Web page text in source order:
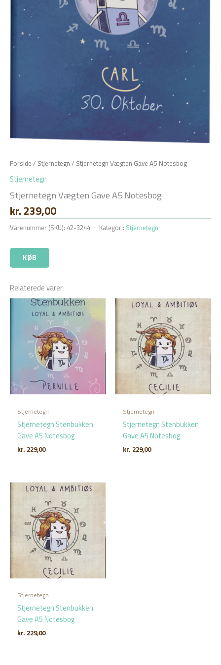
Forside / Stjernetegn / Stjernetegn Vægten Gave A5 Notesbog
Stjernetegn
Stjernetegn Vægten Gave A5 Notesbog
kr. 239,00
Varenummer (SKU): 42-3244 Kategori: Stjernetegn
KØB
Relaterede varer
Stjernetegn
Stjernetegn Stenbukken
Gave A5 Notesbog
kr. 229,00
Stjernetegn
Stjernetegn Stenbukken
Gave A5 Notesbog
kr. 229,00
Stjernetegn
Stjernetegn Stenbukken
Gave A5 Notesbog
kr. 229,00